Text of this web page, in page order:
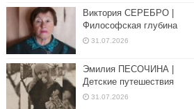
Виктория СЕРЕБРО |
Философская глубина
31.07.2026
Эмилия ПЕСОЧИНА |
Детские путешествия
31.07.2026